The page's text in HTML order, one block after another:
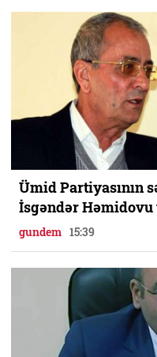
Ümid Partiyasının
İsgəndər
gundem 15:39